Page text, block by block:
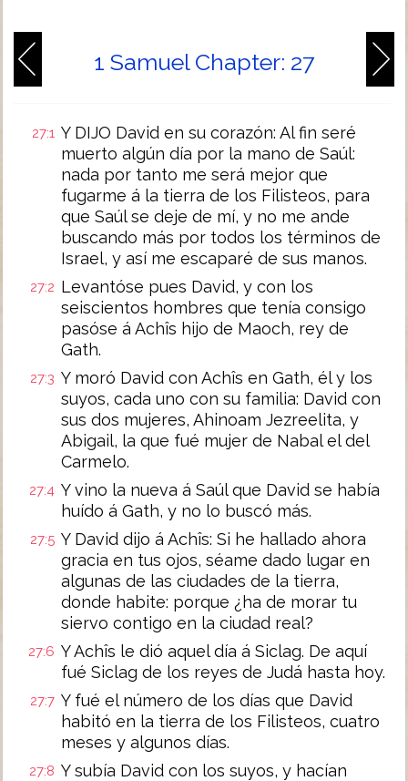
1 Samuel Chapter: 27
27:1 Y DIJO David en su corazón: Al fin seré
muerto algún día por la mano de Saúl:
nada por tanto me será mejor que
fugarme á la tierra de los Filisteos, para
que Saúl se deje de mí, y no me ande
buscando más por todos los términos de
Israel, y así me escaparé de sus manos.
27:2 Levantóse pues David, y con los
seiscientos hombres que tenía consigo
pasóse á Achîs hijo de Maoch, rey de
Gath.
27:3 Y moró David con Achîs en Gath, él y los
suyos, cada uno con su familia: David con
sus dos mujeres, Ahinoam Jezreelita, y
Abigail, la que fué mujer de Nabal el del
Carmelo.
27:4 Y vino la nueva á Saúl que David se había
huído á Gath, y no lo buscó más.
27:5 Y David dijo á Achîs: Si he hallado ahora
gracia en tus ojos, séame dado lugar en
algunas de las ciudades de la tierra,
donde habite: porque ¿ha de morar tu
siervo contigo en la ciudad real?
27:6 Y Achîs le dió aquel día á Siclag. De aquí
fué Siclag de los reyes de Judá hasta hoy.
27:7 Y fué el número de los días que David
habitó en la tierra de los Filisteos, cuatro
meses y algunos días.
27:8 Y subía David con los suyos, y hacían